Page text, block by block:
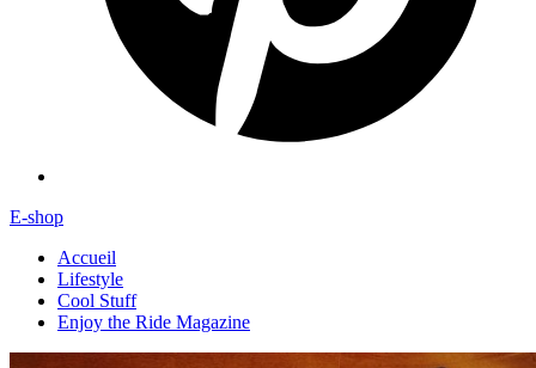
E-shop
Accueil
Lifestyle
Cool Stuff
Enjoy the Ride Magazine